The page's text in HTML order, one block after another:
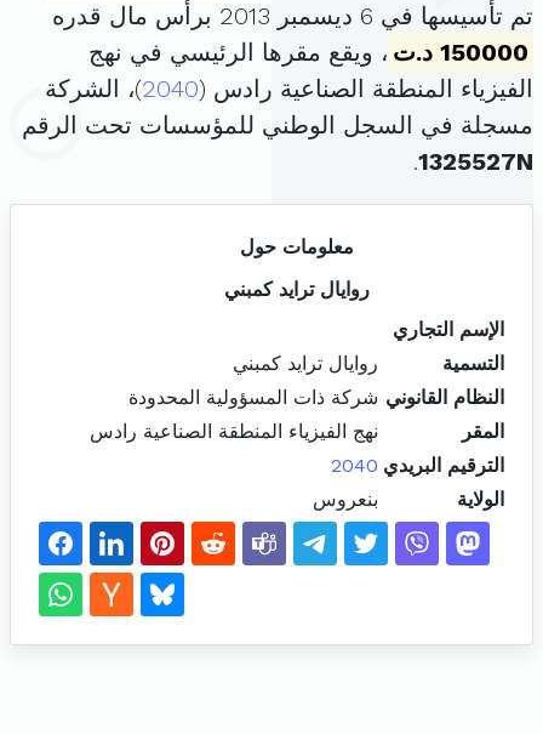
تم تأسيسها في 6 ديسمبر 2013 برأس مال قدره
150000 د.ت
، ويقع مقرها الرئيسي في نهج
الفيزياء المنطقة الصناعية رادس (2040)، الشركة
مسجلة في السجل الوطني للمؤسسات تحت الرقم
1325527N
.
معلومات حول
روايال ترايد كمبني
الإسم التجاري
التسمية
روايال ترايد كمبني
النظام القانوني شركة ذات المسؤولية المحدودة
المقر
نهج الفيزياء المنطقة الصناعية رادس
الترقيم البريدي 2040
الولاية
بنعروس